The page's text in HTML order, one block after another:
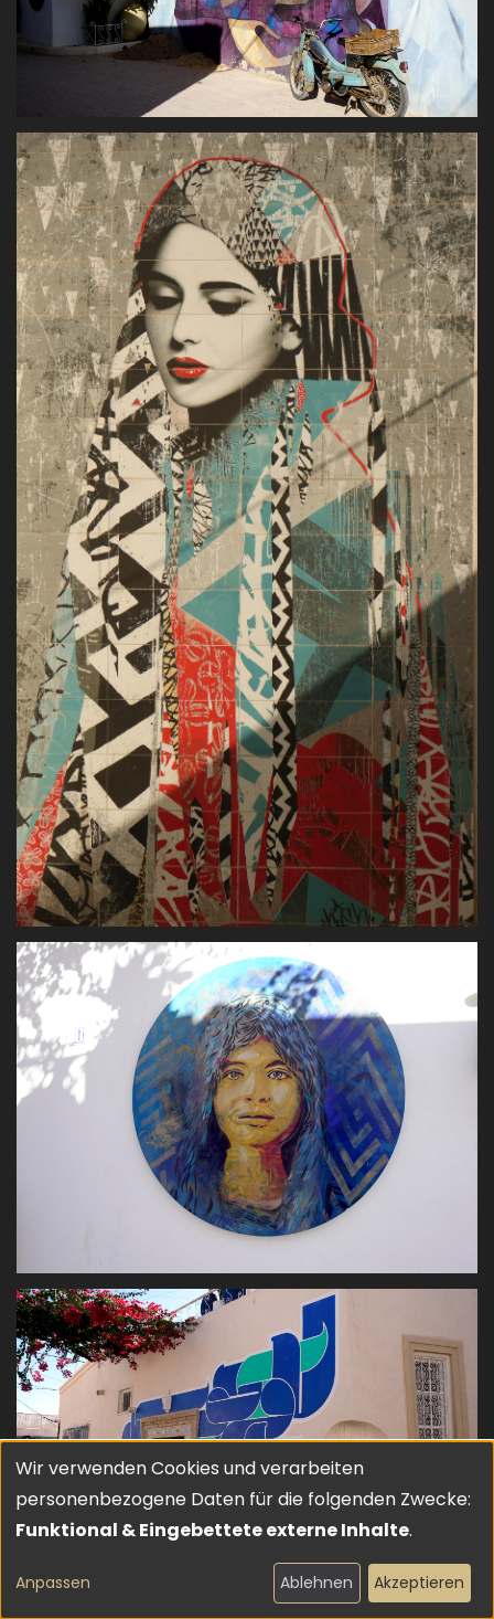
Verwendung
von
personenbezogenen
Wir verwenden Cookies und verarbeiten
personenbezogene Daten für die folgenden Zwecke:
Funktional & Eingebettete externe Inhalte.
Anpassen Ablehnen Akzeptieren